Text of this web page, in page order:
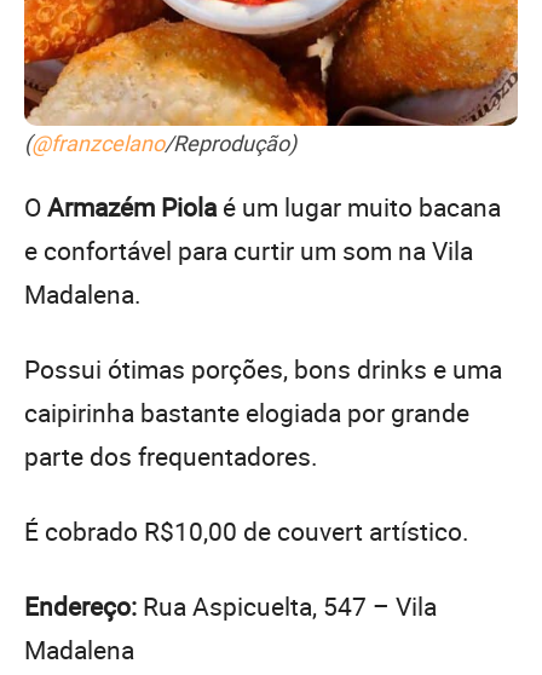
(@franzcelano/Reprodução)
OArmazém Piolaé um lugar muito bacana
e confortável para curtir um som na Vila
Madalena.
Possui ótimas porções, bons drinks e uma
caipirinha bastante elogiada por grande
parte dos frequentadores.
É cobrado R$10,00 de couvert artístico.
Endereço: Rua Aspicuelta, 547 – Vila
Madalena